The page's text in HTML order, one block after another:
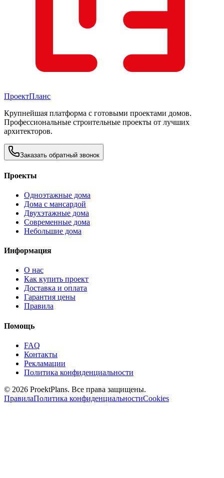
ПроектПланс
Крупнейшая платформа с готовыми проектами домов.
Профессиональные строительные проекты от лучших
архитекторов.
Заказать обратный звонок
Проекты
Одноэтажные дома
Дома с мансардой
Двухэтажные дома
Современные дома
Небольшие дома
Информация
О нас
Как купить проект
Доставка и оплата
Гарантия цены
Правила
Помощь
FAQ
Контакты
Рекламации
Политика конфиденциальности
© 2026 ProektPlans. Все права защищены.
ПравилаПолитика конфиденциальностиCookies